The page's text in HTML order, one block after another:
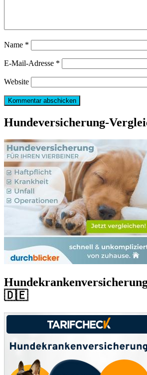
Name *
E-Mail-Adresse *
Website
Hundeversicherung-
🇩🇪